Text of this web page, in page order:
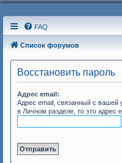
FAQ
Список форумов
Восстановить пароль
Адрес email:
Адрес email, связанный с вашей
в Личном разделе, то это адрес